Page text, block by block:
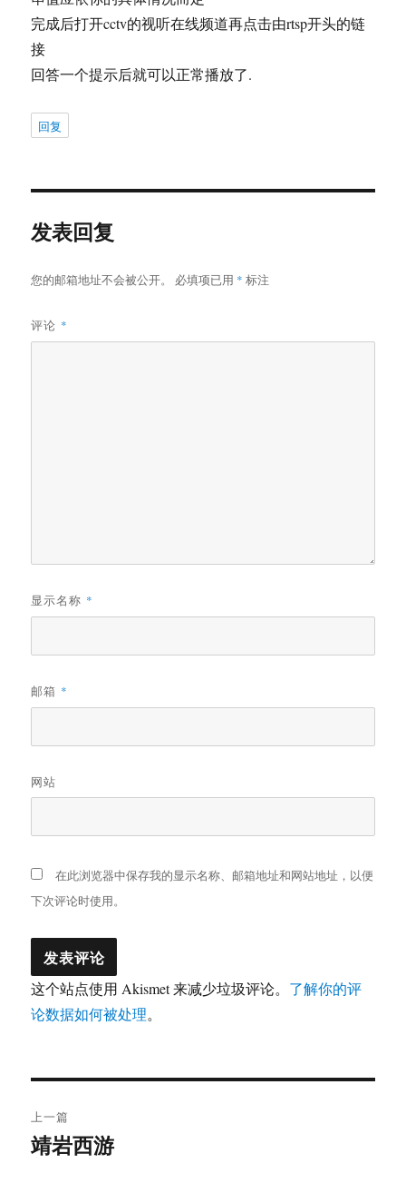
完成后打开cctv的视听在线频道再点击由rtsp开头的链
接
回答一个提示后就可以正常播放了.
回复
发表回复
您的邮箱地址不会被公开。 必填项已用 * 标注
评论 *
显示名称 *
邮箱 *
网站
在此浏览器中保存我的显示名称、邮箱地址和网站地址，以便
下次评论时使用。
这个站点使用 Akismet 来减少垃圾评论。 了解你的评
论数据如何被处理。
章
上一篇
上
靖岩西游